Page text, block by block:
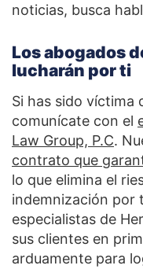
noticias, busca
Los abogados
lucharán por ti
Si has sido víctima
comunícate con el
Law Group, P.C.
contrato que
lo que elimina el
indemnización por
especialistas de
sus clientes en
arduamente para